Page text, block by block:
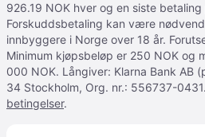
926.19 NOK hver og en siste
Forskuddsbetaling kan være
innbyggere i Norge over 18 år.
Minimum kjøpsbeløp er 250 NOK og
000 NOK. Långiver: Klarna Bank AB
34 Stockholm, Org. nr.: 556737-0431.
betingelser.